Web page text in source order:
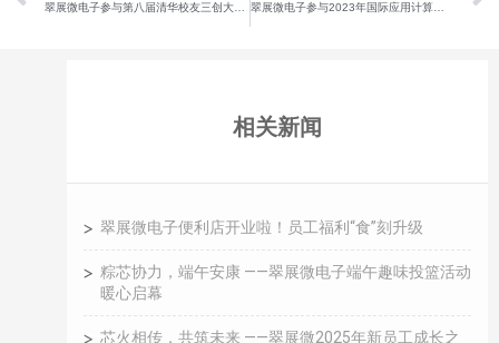
翠展微电子参与2023年国际应用计算电磁学研讨会(2023 ACES-CHINA)
相关新闻
翠展微电子便利店开业啦！员工福利“食”刻升级
粽芯协力，端午安康 ——翠展微电子端午趣味投篮活动
暖心启幕
芯火相传，共筑未来 ——翠展微2025年新员工成长之